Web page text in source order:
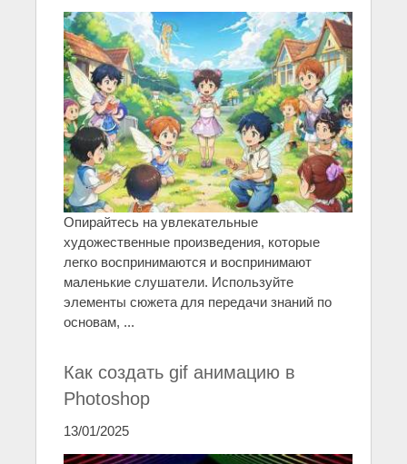
Опирайтесь на увлекательные
художественные произведения, которые
легко воспринимаются и воспринимают
маленькие слушатели. Используйте
элементы сюжета для передачи знаний по
основам, ...
Как создать gif анимацию в
Photoshop
13/01/2025